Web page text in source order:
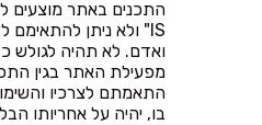
IS" ולא ניתן להתאימם לצרכיו של כל אדם
ואדם. לא תהיה לגולש
מפעילת האתר בגין
התאמתם לצרכיו
בו, יהיה על אחריותו